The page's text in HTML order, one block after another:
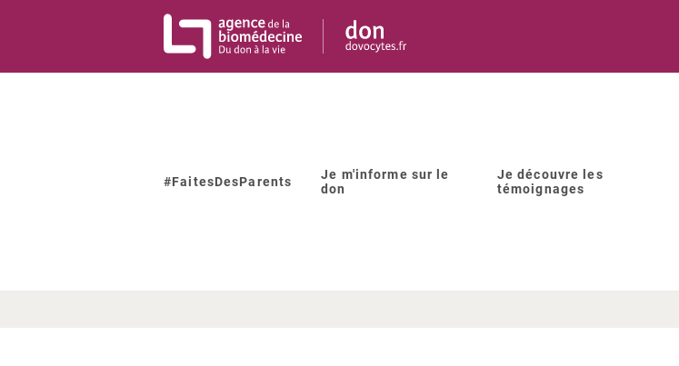
#FaitesDesParents
Je m'informe sur le
don
Je découvre les
témoignages